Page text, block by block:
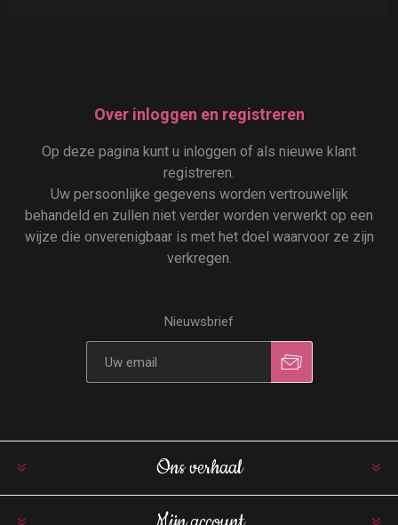
Over inloggen en registreren
Op deze pagina kunt u inloggen of als nieuwe klant
registreren.
Uw persoonlijke gegevens worden vertrouwelijk
behandeld en zullen niet verder worden verwerkt op een
wijze die onverenigbaar is met het doel waarvoor ze zijn
verkregen.
Nieuwsbrief
Ons verhaal